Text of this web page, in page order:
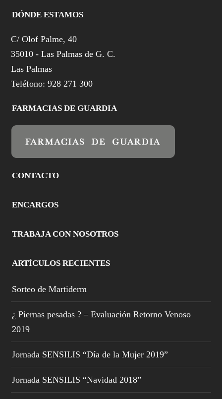
DÓNDE ESTAMOS
C/ Olof Palme, 40
35010 - Las Palmas de G. C.
Las Palmas
Teléfono: 928 271 300
FARMACIAS DE GUARDIA
CONTACTO
ENCARGOS
TRABAJA CON NOSOTROS
ARTÍCULOS RECIENTES
Sorteo de Martiderm
¿ Piernas pesadas ? – Evaluación Retorno Venoso
2019
Jornada SENSILIS “Día de la Mujer 2019”
Jornada SENSILIS “Navidad 2018”